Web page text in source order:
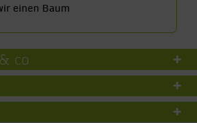
einen Baum
co